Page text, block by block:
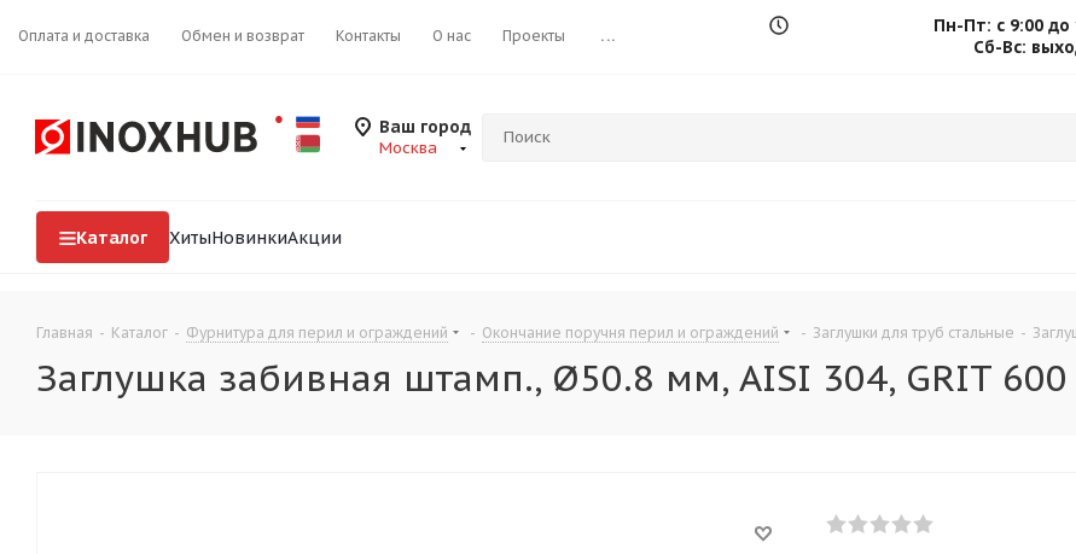
Оплата и доставка Обмен и возврат Контакты О нас Проекты ...
Пн-Пт: с 9:00 до
Сб-Вс:
Ваш город
Москва
Каталог ХитыНовинкиАкции
Главная - Каталог - Фурнитура для перил и ограждений - Окончание поручня перил и ограждений - Заглушки для труб стальные -
Заглушка забивная штамп., Ø50.8 мм, AISI 304, GRIT 600